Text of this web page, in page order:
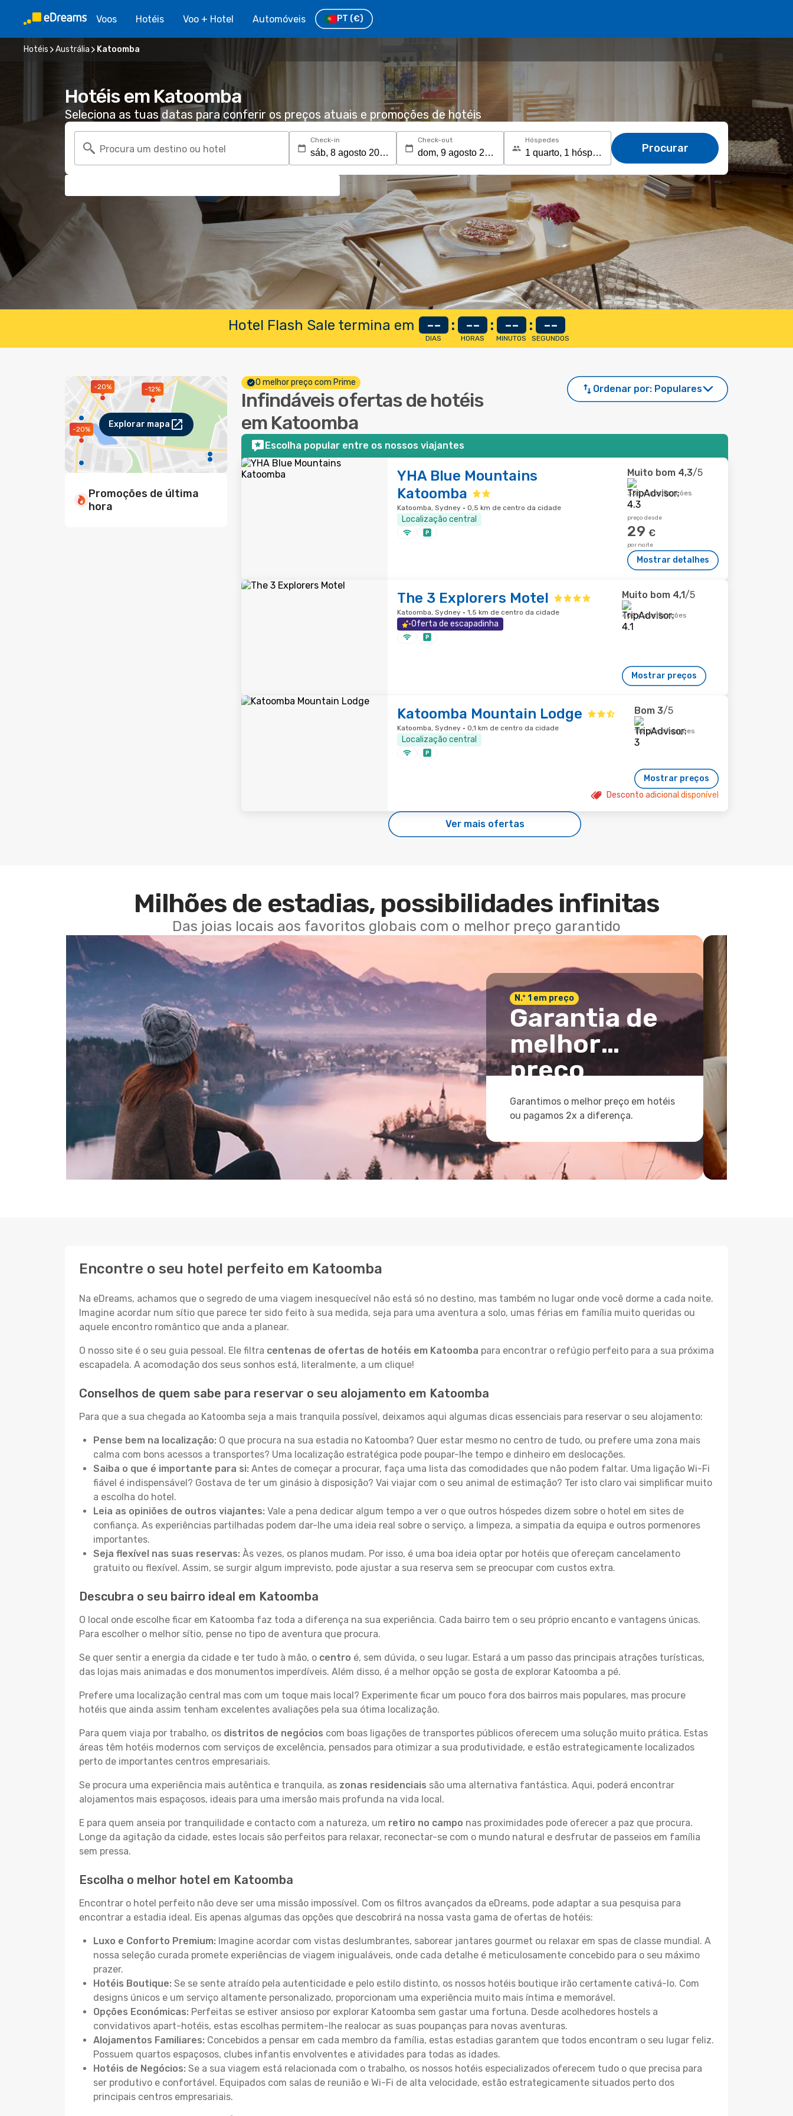
Voos Hotéis Voo + Hotel Automóveis PT (€)
Hotéis Austrália Katoomba
Hotéis em Katoomba
Seleciona as tuas datas para conferir os preços atuais e promoções de hotéis
Procura um destino ou hotel
Check-in Check-out Hóspedes
Procurar
Hotel Flash Sale termina em --
DIAS
: --
HORAS
: --
MINUTOS
: --
SEGUNDOS
-20%
-20%
-12%
Explorar mapa
Promoções de última
hora
O melhor preço com Prime
Infindáveis ofertas de hotéis
em Katoomba
Ordenar por: Populares
Escolha popular entre os nossos viajantes
YHA Blue Mountains
Katoomba
Katoomba, Sydney · 0,5 km de centro da cidade
Localização central
Muito bom 4,3/5
338 classificações
preço desde
29 €
por noite
Mostrar detalhes
The 3 Explorers Motel
Katoomba, Sydney · 1,5 km de centro da cidade
Oferta de escapadinha
Muito bom 4,1/5
409 classificações
Mostrar preços
Katoomba Mountain Lodge
Katoomba, Sydney · 0,1 km de centro da cidade
Localização central
Bom 3/5
112 classificações
Mostrar preços
Desconto adicional disponível
Ver mais ofertas
Milhões de estadias, possibilidades infinitas
Das joias locais aos favoritos globais com o melhor preço garantido
N.º 1 em preço
Garantia de
melhor
preço
Garantimos o melhor preço em hotéis
ou pagamos 2x a diferença.
Encontre o seu hotel perfeito em Katoomba
Na eDreams, achamos que o segredo de uma viagem inesquecível não está só no destino, mas também no lugar onde você dorme a cada noite.
Imagine acordar num sítio que parece ter sido feito à sua medida, seja para uma aventura a solo, umas férias em família muito queridas ou
aquele encontro romântico que anda a planear.
O nosso site é o seu guia pessoal. Ele filtra centenas de ofertas de hotéis em Katoomba para encontrar o refúgio perfeito para a sua próxima
escapadela. A acomodação dos seus sonhos está, literalmente, a um clique!
Conselhos de quem sabe para reservar o seu alojamento em Katoomba
Para que a sua chegada ao Katoomba seja a mais tranquila possível, deixamos aqui algumas dicas essenciais para reservar o seu alojamento:
Pense bem na localização: O que procura na sua estadia no Katoomba? Quer estar mesmo no centro de tudo, ou prefere uma zona mais
calma com bons acessos a transportes? Uma localização estratégica pode poupar-lhe tempo e dinheiro em deslocações.
Saiba o que é importante para si: Antes de começar a procurar, faça uma lista das comodidades que não podem faltar. Uma ligação Wi-Fi
fiável é indispensável? Gostava de ter um ginásio à disposição? Vai viajar com o seu animal de estimação? Ter isto claro vai simplificar muito
a escolha do hotel.
Leia as opiniões de outros viajantes: Vale a pena dedicar algum tempo a ver o que outros hóspedes dizem sobre o hotel em sites de
confiança. As experiências partilhadas podem dar-lhe uma ideia real sobre o serviço, a limpeza, a simpatia da equipa e outros pormenores
importantes.
Seja flexível nas suas reservas: Às vezes, os planos mudam. Por isso, é uma boa ideia optar por hotéis que ofereçam cancelamento
gratuito ou flexível. Assim, se surgir algum imprevisto, pode ajustar a sua reserva sem se preocupar com custos extra.
Descubra o seu bairro ideal em Katoomba
O local onde escolhe ficar em Katoomba faz toda a diferença na sua experiência. Cada bairro tem o seu próprio encanto e vantagens únicas.
Para escolher o melhor sítio, pense no tipo de aventura que procura.
Se quer sentir a energia da cidade e ter tudo à mão, o centro é, sem dúvida, o seu lugar. Estará a um passo das principais atrações turísticas,
das lojas mais animadas e dos monumentos imperdíveis. Além disso, é a melhor opção se gosta de explorar Katoomba a pé.
Prefere uma localização central mas com um toque mais local? Experimente ficar um pouco fora dos bairros mais populares, mas procure
hotéis que ainda assim tenham excelentes avaliações pela sua ótima localização.
Para quem viaja por trabalho, os distritos de negócios com boas ligações de transportes públicos oferecem uma solução muito prática. Estas
áreas têm hotéis modernos com serviços de excelência, pensados para otimizar a sua produtividade, e estão estrategicamente localizados
perto de importantes centros empresariais.
Se procura uma experiência mais autêntica e tranquila, as zonas residenciais são uma alternativa fantástica. Aqui, poderá encontrar
alojamentos mais espaçosos, ideais para uma imersão mais profunda na vida local.
E para quem anseia por tranquilidade e contacto com a natureza, um retiro no campo nas proximidades pode oferecer a paz que procura.
Longe da agitação da cidade, estes locais são perfeitos para relaxar, reconectar-se com o mundo natural e desfrutar de passeios em família
sem pressa.
Escolha o melhor hotel em Katoomba
Encontrar o hotel perfeito não deve ser uma missão impossível. Com os filtros avançados da eDreams, pode adaptar a sua pesquisa para
encontrar a estadia ideal. Eis apenas algumas das opções que descobrirá na nossa vasta gama de ofertas de hotéis:
Luxo e Conforto Premium: Imagine acordar com vistas deslumbrantes, saborear jantares gourmet ou relaxar em spas de classe mundial. A
nossa seleção curada promete experiências de viagem inigualáveis, onde cada detalhe é meticulosamente concebido para o seu máximo
prazer.
Hotéis Boutique: Se se sente atraído pela autenticidade e pelo estilo distinto, os nossos hotéis boutique irão certamente cativá-lo. Com
designs únicos e um serviço altamente personalizado, proporcionam uma experiência muito mais íntima e memorável.
Opções Económicas: Perfeitas se estiver ansioso por explorar Katoomba sem gastar uma fortuna. Desde acolhedores hostels a
convidativos apart-hotéis, estas escolhas permitem-lhe realocar as suas poupanças para novas aventuras.
Alojamentos Familiares: Concebidos a pensar em cada membro da família, estas estadias garantem que todos encontram o seu lugar feliz.
Possuem quartos espaçosos, clubes infantis envolventes e atividades para todas as idades.
Hotéis de Negócios: Se a sua viagem está relacionada com o trabalho, os nossos hotéis especializados oferecem tudo o que precisa para
ser produtivo e confortável. Equipados com salas de reunião e Wi-Fi de alta velocidade, estão estrategicamente situados perto dos
principais centros empresariais.